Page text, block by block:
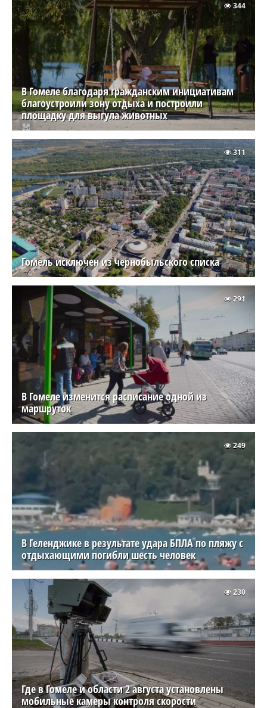
В Гомеле благодаря гражданским инициативам
благоустроили зону отдыха и построили
площадку для выгула животных
344
Гомель исключен из чернобыльского списка
311
В Гомеле изменится расписание одной из
маршруток
291
В Геленджике в результате удара БПЛА по пляжу с
отдыхающими погибли шесть человек
249
Где в Гомеле и области 2 августа установлены
мобильные камеры контроля скорости
230